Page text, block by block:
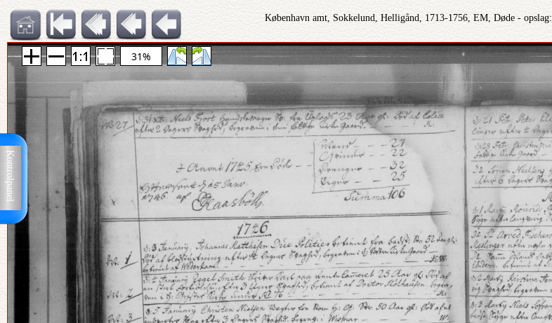
Kontrolpanel
København amt, Sokkelund, Helligånd, 1713-1756, EM, Døde - opslag:
31%